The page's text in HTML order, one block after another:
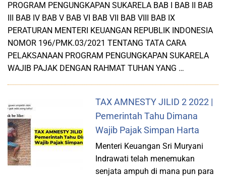
PROGRAM PENGUNGKAPAN SUKARELA BAB I BAB II BAB
III BAB IV BAB V BAB VI BAB VII BAB VIII BAB IX
PERATURAN MENTERI KEUANGAN REPUBLIK INDONESIA
NOMOR 196/PMK.03/2021 TENTANG TATA CARA
PELAKSANAAN PROGRAM PENGUNGKAPAN SUKARELA
WAJIB PAJAK DENGAN RAHMAT TUHAN YANG …
TAX AMNESTY JILID 2 2022 |
Pemerintah Tahu Dimana
Wajib Pajak Simpan Harta
Menteri Keuangan Sri Muryani
Indrawati telah menemukan
senjata ampuh di mana pun para